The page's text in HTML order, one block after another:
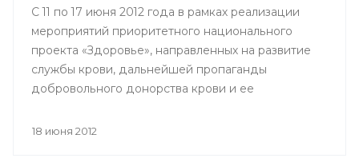
С 11 по 17 июня 2012 года в рамках реализации
мероприятий приоритетного национального
проекта «Здоровье», направленных на развитие
службы крови, дальнейшей пропаганды
добровольного донорства крови и ее
информационная акция «Спасибо, донор!»,
18 июня 2012